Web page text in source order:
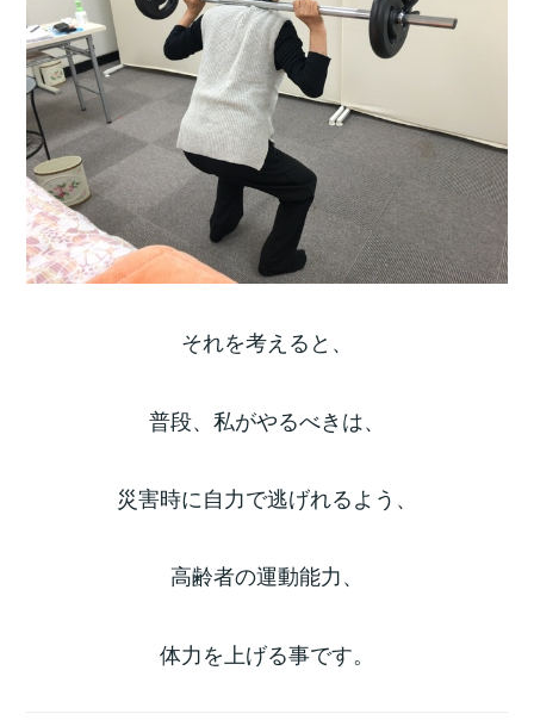
それを考えると、
普段、私がやるべきは、
災害時に自力で逃げれるよう、
高齢者の運動能力、
体力を上げる事です。